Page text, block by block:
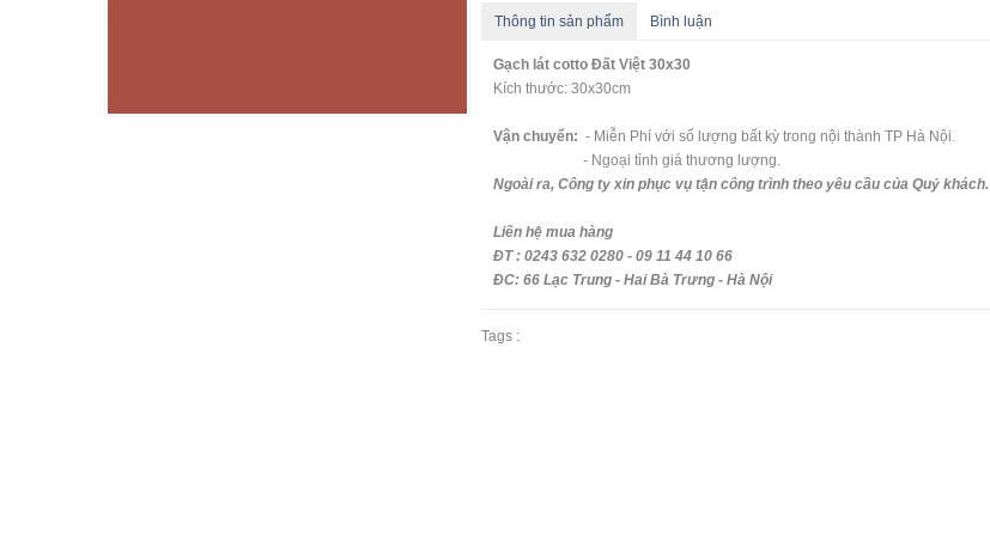
Thông tin sản phẩm Bình luận
Gạch lát cotto Đất Việt 30x30
Kích thước: 30x30cm
Vận chuyển: - Miễn Phí với số lượng bất kỳ trong nội thành TP Hà Nội.
- Ngoại tỉnh giá thương lượng.
Ngoài ra, Công ty xin phục vụ tận công trình theo yêu cầu của Quý khách.
Liên hệ mua hàng
ĐT : 0243 632 0280 - 09 11 44 10 66
ĐC: 66 Lạc Trung - Hai Bà Trưng - Hà Nội
Tags :